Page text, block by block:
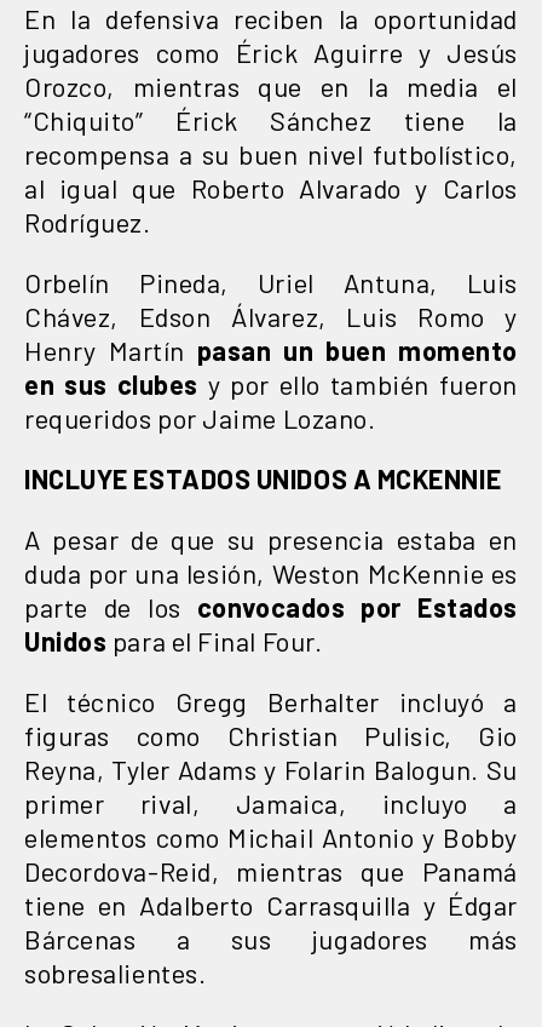
En la defensiva reciben la oportunidad
jugadores como Érick Aguirre y Jesús
Orozco, mientras que en la media el
“Chiquito” Érick Sánchez tiene la
recompensa a su buen nivel futbolístico,
al igual que Roberto Alvarado y Carlos
Rodríguez.
Orbelín Pineda, Uriel Antuna, Luis
Chávez, Edson Álvarez, Luis Romo y
Henry Martín pasan un buen momento
en sus clubes y por ello también fueron
requeridos por Jaime Lozano.
INCLUYE ESTADOS UNIDOS A MCKENNIE
A pesar de que su presencia estaba en
duda por una lesión, Weston McKennie es
parte de los convocados por Estados
Unidos para el Final Four.
El técnico Gregg Berhalter incluyó a
figuras como Christian Pulisic, Gio
Reyna, Tyler Adams y Folarin Balogun. Su
primer rival, Jamaica, incluyo a
elementos como Michail Antonio y Bobby
Decordova-Reid, mientras que Panamá
tiene en Adalberto Carrasquilla y Édgar
Bárcenas a sus jugadores más
sobresalientes.